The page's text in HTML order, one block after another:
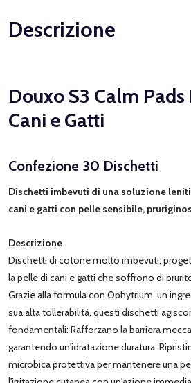
Descrizione
Douxo S3 Calm
Cani e Gatti
Confezione 30 Dischetti
Dischetti imbevuti di una soluzione
cani e gatti con pelle sensibile,
Descrizione
Dischetti di cotone molto imbevuti,
la pelle di cani e gatti che soffrono di
Grazie alla formula con Ophytrium, un
sua alta tollerabilità, questi dischetti
fondamentali: Rafforzano la barriera
garantendo un'idratazione duratura.
microbica protettiva per mantenere una